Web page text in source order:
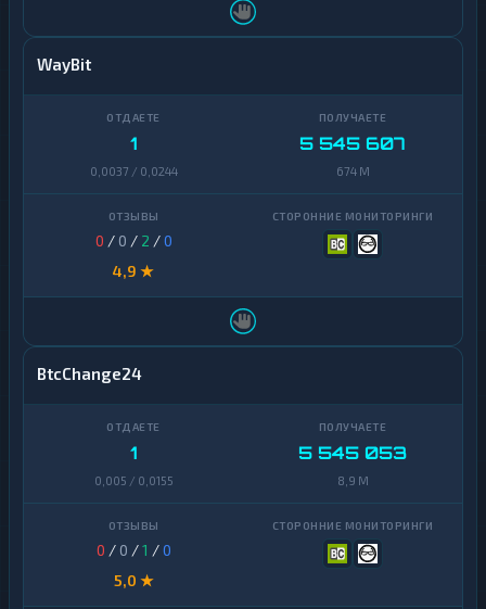
WayBit
1
0,0037 / 0,0244
5 545 607
674 M
0 / 0 / 2 /0
4,9 ★
BtcChange24
1
0,005 / 0,0155
5 545 053
8,9 M
0 / 0 /1 /0
5,0 ★